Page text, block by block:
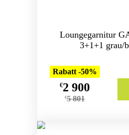
Loungegarnitur
3+1+1 grau/
Rabatt -50%
€2 900
€5 801